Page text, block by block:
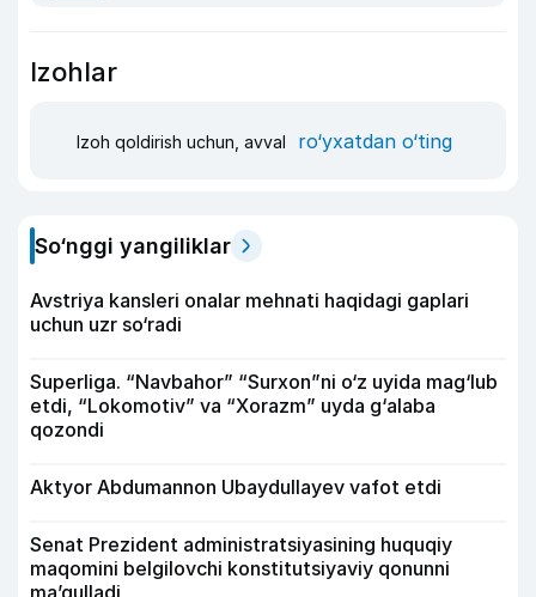
Izohlar
Izoh qoldirish uchun, avval ro‘yxatdan o‘ting
So‘nggi yangiliklar
Avstriya kansleri onalar mehnati haqidagi gaplari
uchun uzr so‘radi
Superliga. “Navbahor” “Surxon”ni o‘z uyida mag‘lub
etdi, “Lokomotiv” va “Xorazm” uyda g‘alaba
qozondi
Aktyor Abdu­mannon Ubaydullayev vafot etdi
Senat Prezident administratsiyasining huquqiy
maqomini belgilovchi konstitutsiyaviy qonunni